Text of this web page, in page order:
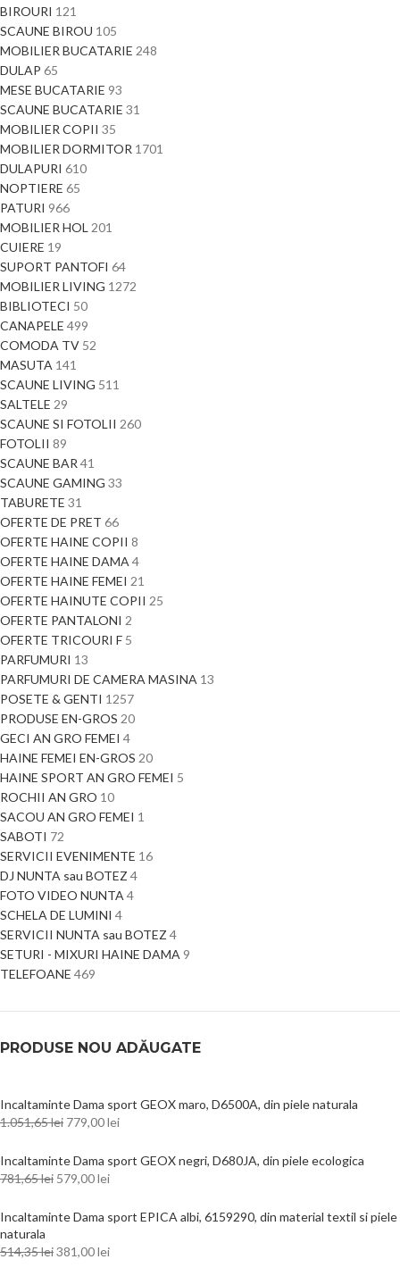
BIROURI 121
SCAUNE BIROU 105
MOBILIER BUCATARIE 248
DULAP 65
MESE BUCATARIE 93
SCAUNE BUCATARIE 31
MOBILIER COPII 35
MOBILIER DORMITOR 1701
DULAPURI 610
NOPTIERE 65
PATURI 966
MOBILIER HOL 201
CUIERE 19
SUPORT PANTOFI 64
MOBILIER LIVING 1272
BIBLIOTECI 50
CANAPELE 499
COMODA TV 52
MASUTA 141
SCAUNE LIVING 511
SALTELE 29
SCAUNE SI FOTOLII 260
FOTOLII 89
SCAUNE BAR 41
SCAUNE GAMING 33
TABURETE 31
OFERTE DE PRET 66
OFERTE HAINE COPII 8
OFERTE HAINE DAMA 4
OFERTE HAINE FEMEI 21
OFERTE HAINUTE COPII 25
OFERTE PANTALONI 2
OFERTE TRICOURI F 5
PARFUMURI 13
PARFUMURI DE CAMERA MASINA 13
POSETE & GENTI 1257
PRODUSE EN-GROS 20
GECI AN GRO FEMEI 4
HAINE FEMEI EN-GROS 20
HAINE SPORT AN GRO FEMEI 5
ROCHII AN GRO 10
SACOU AN GRO FEMEI 1
SABOTI 72
SERVICII EVENIMENTE 16
DJ NUNTA sau BOTEZ 4
FOTO VIDEO NUNTA 4
SCHELA DE LUMINI 4
SERVICII NUNTA sau BOTEZ 4
SETURI - MIXURI HAINE DAMA 9
TELEFOANE 469
PRODUSE NOU ADĂUGATE
Incaltaminte Dama sport GEOX maro, D6500A, din piele naturala
1.051,65lei 779,00lei
Incaltaminte Dama sport GEOX negri, D680JA, din piele ecologica
781,65lei 579,00lei
Incaltaminte Dama sport EPICA albi, 6159290, din material textil si piele
naturala
514,35lei381,00lei